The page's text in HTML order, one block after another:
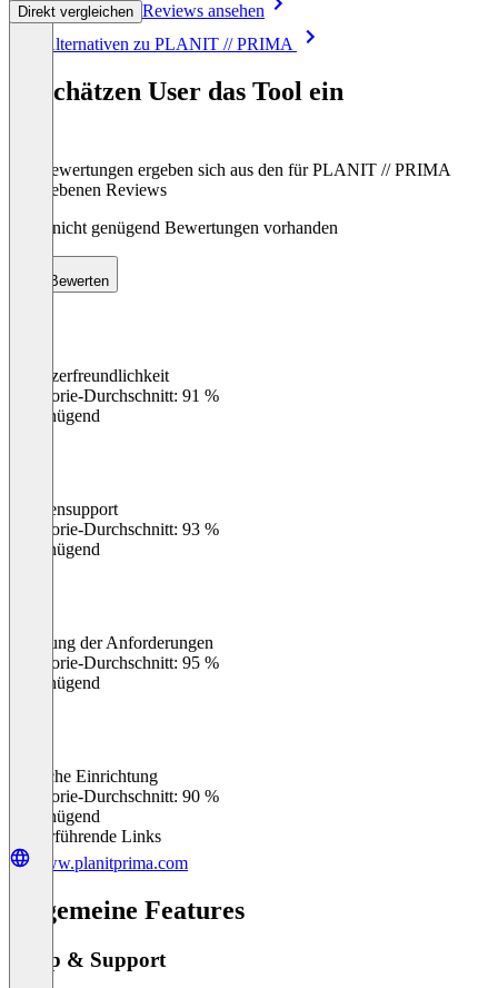
Direkt vergleichen Reviews ansehen
Alle Alternativen zu PLANIT // PRIMA
So schätzen User das Tool ein
Die Bewertungen ergeben sich aus den für PLANIT // PRIMA
abgegebenen Reviews
Noch nicht genügend Bewertungen vorhanden
Bewerten
Benutzerfreundlichkeit
Kategorie-Durchschnitt: 91 %
Ungenügend
Kundensupport
Kategorie-Durchschnitt: 93 %
Ungenügend
Erfüllung der Anforderungen
Kategorie-Durchschnitt: 95 %
Ungenügend
Einfache Einrichtung
Kategorie-Durchschnitt: 90 %
Ungenügend
Weiterführende Links
www.planitprima.com
Allgemeine Features
Setup & Support